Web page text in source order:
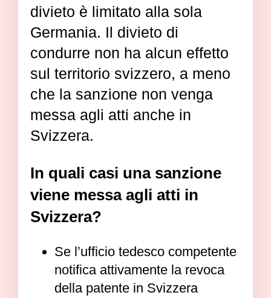
divieto è limitato alla sola
Germania. Il divieto di
condurre non ha alcun effetto
sul territorio svizzero, a meno
che la sanzione non venga
messa agli atti anche in
Svizzera.
In quali casi una sanzione
viene messa agli atti in
Svizzera?
Se l’ufficio tedesco competente
notifica attivamente la revoca
della patente in Svizzera